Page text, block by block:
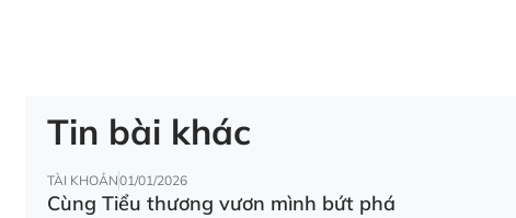
Tin bài khác
TÀI KHOẢN01/01/2026
Cùng Tiểu thương vươn mình bứt phá